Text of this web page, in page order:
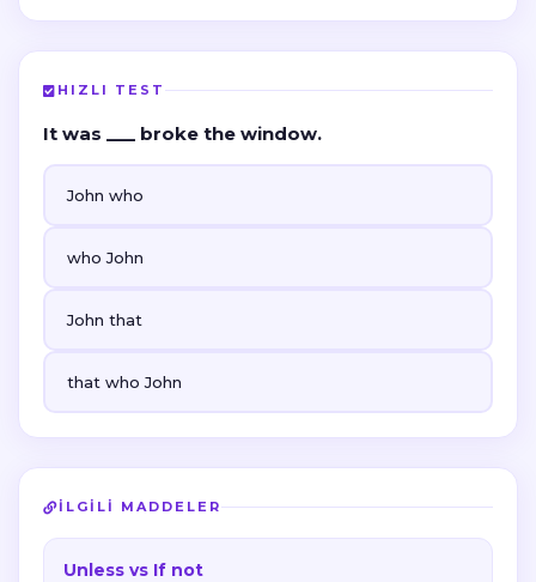
HIZLI TEST
It was ___ broke the window.
John who
who John
John that
that who John
İLGILI MADDELER
Unless vs If not